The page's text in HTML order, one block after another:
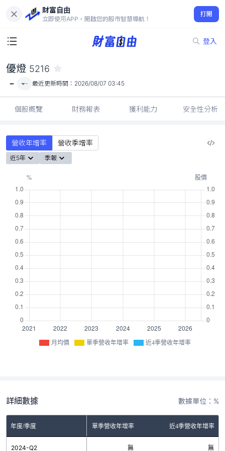
財富自由
立即使用APP，開啟您的股市智慧導航！
打開
登入
-
優燈 5216
- - 最近更新時間： 2026/08/07 03:45
個股概覽 財務報表 獲利能力 安全性分析
營收年增率 營收季增率
近5年 季報
月均價 單季營收年增率 近4季營收年增率
詳細數據 數據單位：%
年度/季度 單季營收年增率 近4季營收年增率
2024-Q2 無 無